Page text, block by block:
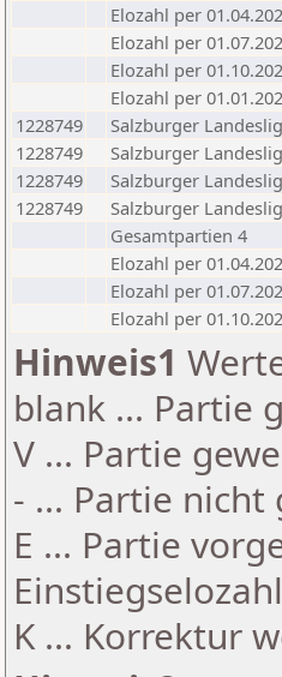
Elozahl per
Elozahl per
Elozahl per
Elozahl per
1228749
Salzburger
1228749
Salzburger
1228749
Salzburger
1228749
Salzburger
Gesamtpartien 4
Elozahl per
Elozahl per
Elozahl per
Hinweis1
blank ... Partie
V ... Partie
- ... Partie nicht
E ... Partie
K ... Korrektur